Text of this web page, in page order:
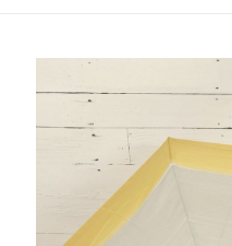
【大哥付你分期使用說明】
1.本服務由台灣大哥大提供，台灣
2.付款方式選擇「大哥付你分期」
流程，驗證手機門號後，選擇欲分
3.實際核准額度、可分期數及費用
4.訂單成立30分鐘內，如未前往確
消。如遇「轉專審核」未通過狀況
法說明評估內容。
【繳款方式說明】
【關於「AFTEE先享後付」】
AFTEE先享後付是「在收到商品之
利好安心！
１．簡單：不需註冊會員、不需綁
２．便利：只要手機號碼，簡訊認
３．安心：先確認商品／服務後，
全家 取貨付款
每筆NT$80，滿NT$1,500(含以